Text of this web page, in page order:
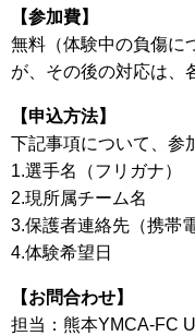
【参加費】
無料（体験中の負傷に
が、その後の対応は、
【申込方法】
下記事項について、参
1.選手名（フリガナ）
2.現所属チーム名
3.保護者連絡先（携帯
4.体験希望日
【お問合わせ】
担当：熊本YMCA-FC